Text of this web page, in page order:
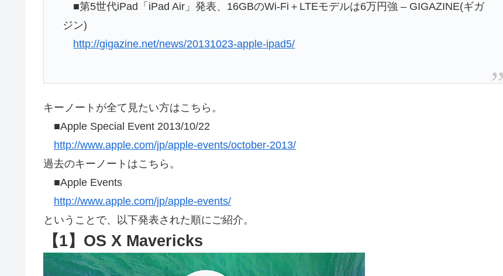
■第5世代iPad「iPad Air」発表、16GBのWi-Fi＋LTEモデルは6万円強 – GIGAZINE(ギガ
ジン)
http://gigazine.net/news/20131023-apple-ipad5/
キーノートが全て見たい方はこちら。
■Apple Special Event 2013/10/22
http://www.apple.com/jp/apple-events/october-2013/
過去のキーノートはこちら。
■Apple Events
http://www.apple.com/jp/apple-events/
ということで、以下発表された順にご紹介。
【1】OS X Mavericks